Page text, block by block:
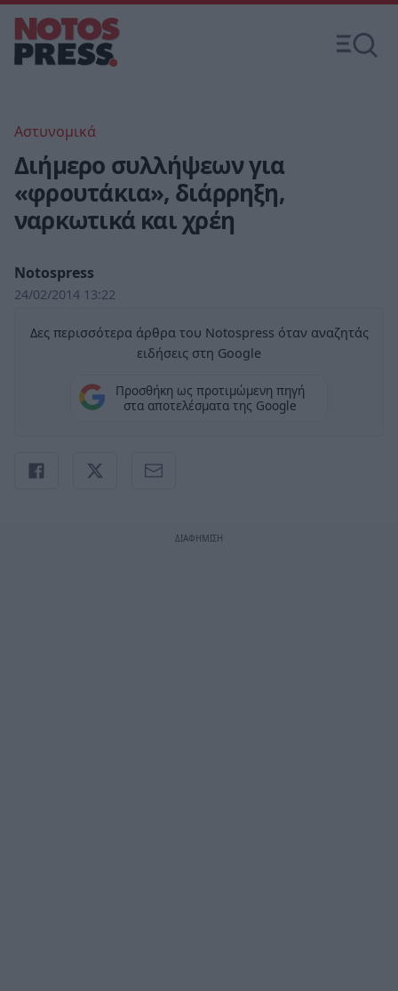
Αστυνομικά
Διήμερο συλλήψεων για
«φρουτάκια», διάρρηξη,
ναρκωτικά και χρέη
Notospress
24/02/2014 13:22
Δες περισσότερα άρθρα του Notospress όταν αναζητάς
ειδήσεις στη Google
Προσθήκη ως προτιμώμενη πηγή
στα αποτελέσματα της Google